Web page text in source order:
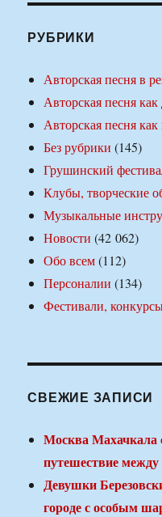
РУБРИКИ
Авторская песня в
Авторская песня
Авторская песня как
Без рубрики (145)
Грушинский
Клубы, творческие
Музыкальные
Новости (42 062)
Обо всем(112)
Персоналии (134)
Фестивали,
СВЕЖИЕ ЗАПИСИ
Москва Махачкала
путешествие
Девушки
городе с особым